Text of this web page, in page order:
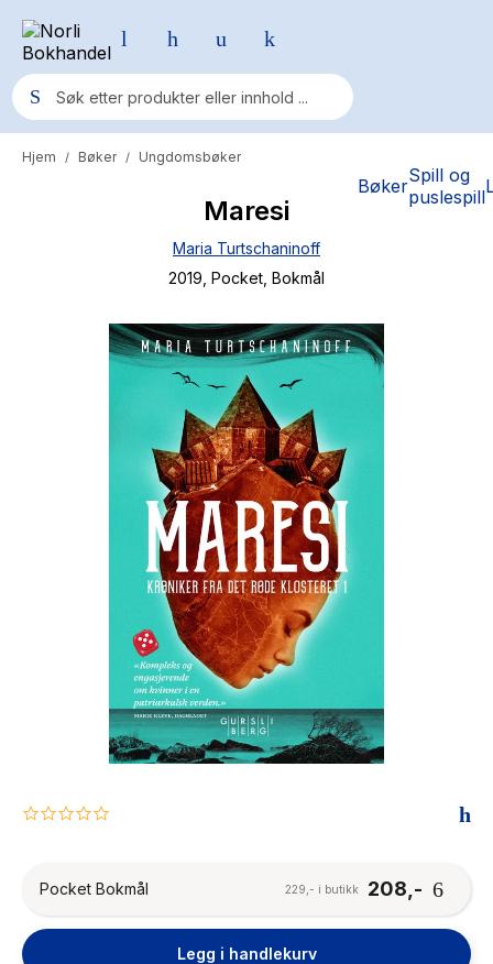
BøkerSpill og
puslespill
Populære søk
Fury Bound - Sable Sorensen
Yesteryear
Elizabeth Strout
Hypopressiv trening
The Housemaid
Hjem / Bøker / Ungdomsbøker
Maresi
Maria Turtschaninoff
2019 , Pocket , Bokmål
0.0
Pocket Bokmål
208,-
229,- i butikk
Legg i handlekurv